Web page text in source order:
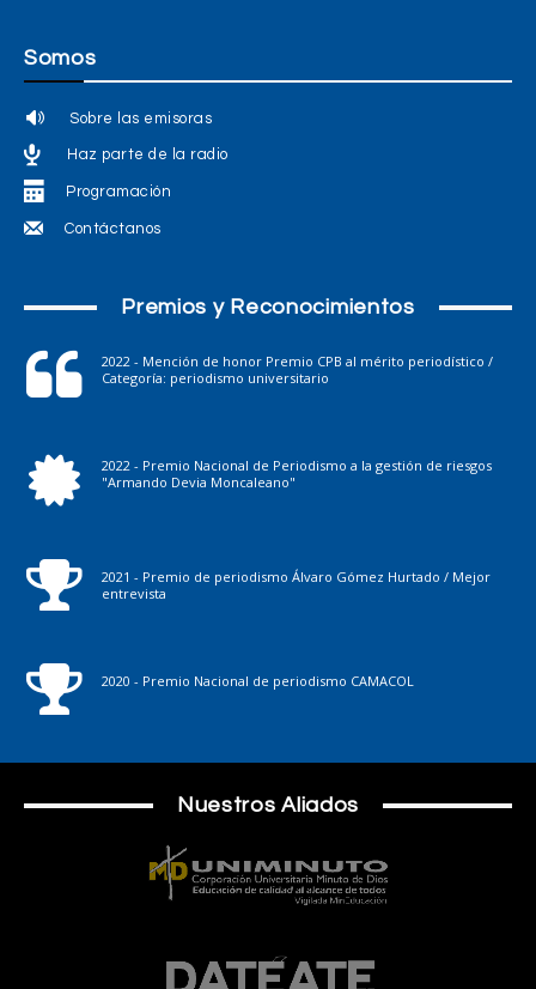
Somos
Sobre las emisoras
Haz parte de la radio
Programación
Contáctanos
Premios y Reconocimientos
2022 - Mención de honor Premio CPB al mérito periodístico /
Categoría: periodismo universitario
2022 - Premio Nacional de Periodismo a la gestión de riesgos
"Armando Devia Moncaleano"
2021 - Premio de periodismo Álvaro Gómez Hurtado / Mejor
entrevista
2020 - Premio Nacional de periodismo CAMACOL
Nuestros Aliados